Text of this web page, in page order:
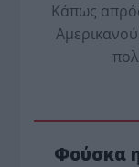
Κάπως
Φούσκα